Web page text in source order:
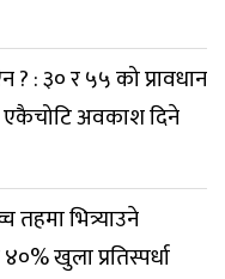
: ३० र ५५ को प्रावधान
एकैचोटि अवकाश दिने
तहमा भित्र्याउने
खुला प्रतिस्पर्धा